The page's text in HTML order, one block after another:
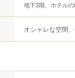
地下3階、ホテル
オシャレな空間